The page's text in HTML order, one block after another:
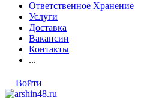
Ответственное Хранение
Услуги
Доставка
Вакансии
Контакты
...
Войти